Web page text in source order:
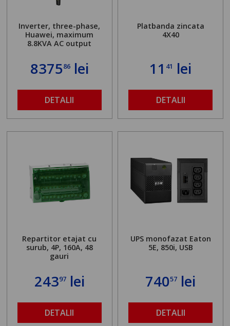
Inverter, three-phase,
Huawei, maximum
8.8KVA AC output
837586lei
DETALII
Platbanda zincata
4X40
11 41 lei
DETALII
Repartitor etajat cu
surub, 4P, 160A, 48
gauri
24397lei
DETALII
UPS monofazat Eaton
5E, 850i, USB
74057 lei
DETALII